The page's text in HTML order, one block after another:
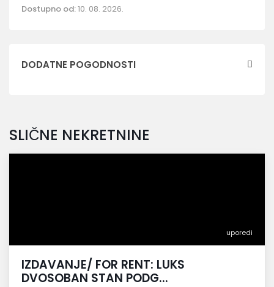
Dostupno od:10. 08. 2026.
DODATNE POGODNOSTI
SLIČNE NEKRETNINE
uporedi
IZDAVANJE/ FOR RENT: LUKS
DVOSOBAN STAN PODG...